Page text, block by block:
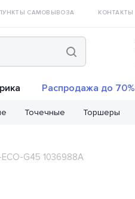
САМОВЫВОЗА КОНТАКТЫ
Точечные Торшеры
Распродажа до 70%
ECO-G45 1036988A